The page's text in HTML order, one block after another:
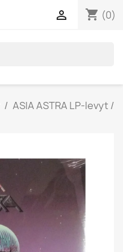
shopping_cart (0)

ASIA ASTRA LP-levyt /